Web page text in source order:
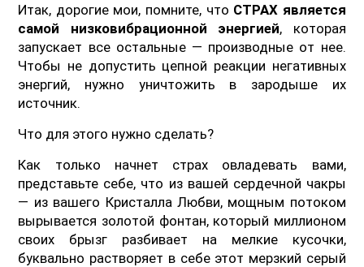
Итак, дорогие мои, помните, что СТРАХ является
самой низковибрационной энергией, которая
запускает все остальные — производные от нее.
Чтобы не допустить цепной реакции негативных
энергий, нужно уничтожить в зародыше их
источник.
Что для этого нужно сделать?
Как только начнет страх овладевать вами,
представьте себе, что из вашей сердечной чакры
— из вашего Кристалла Любви, мощным потоком
вырывается золотой фонтан, который миллионом
своих брызг разбивает на мелкие кусочки,
буквально растворяет в себе этот мерзкий серый